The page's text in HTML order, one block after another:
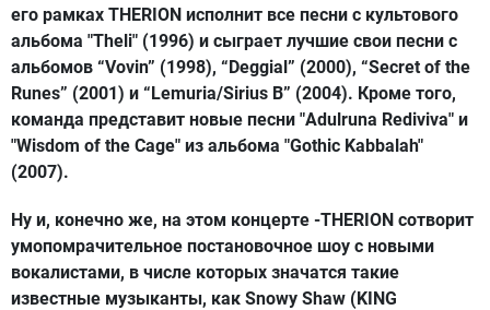
его рамках THERION исполнит все песни с культового
альбома "Theli" (1996) и сыграет лучшие свои песни с
альбомов “Vovin” (1998), “Deggial” (2000), “Secret of the
Runes” (2001) и “Lemuria/Sirius B” (2004). Кроме того,
команда представит новые песни "Adulruna Rediviva" и
"Wisdom of the Cage" из альбома "Gothic Kabbalah"
(2007).
Ну и, конечно же, на этом концерте -THERION сотворит
умопомрачительное постановочное шоу с новыми
вокалистами, в числе которых значатся такие
известные музыканты, как Snowy Shaw (KING